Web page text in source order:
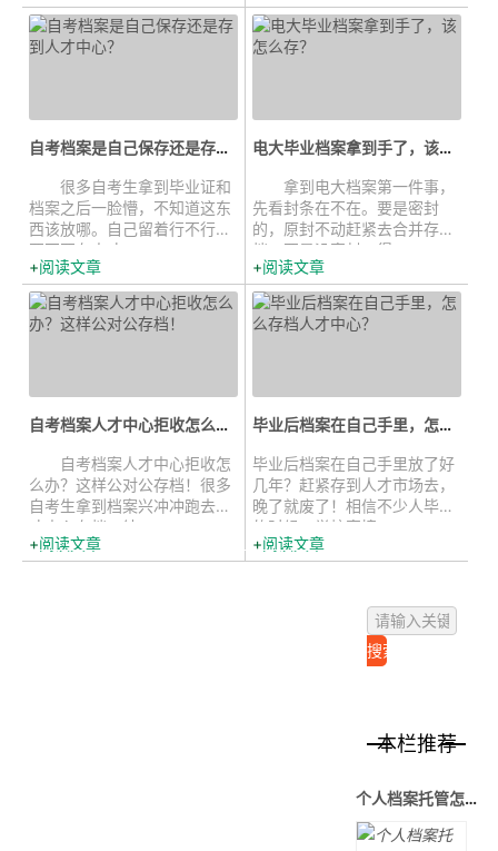
自考档案是自己保存还是存到人才...
很多自考生拿到毕业证和
档案之后一脸懵，不知道这东
西该放哪。自己留着行不行？
要不要存人才...
阅读文章
电大毕业档案拿到手了，该怎么存？...
拿到电大档案第一件事，
先看封条在不在。要是密封
的，原封不动赶紧去合并存
档。要是没密封，得...
阅读文章
自考档案人才中心拒收怎么办？这样...
自考档案人才中心拒收怎
么办？这样公对公存档！很多
自考生拿到档案兴冲冲跑去人
才中心存档，结...
阅读文章
毕业后档案在自己手里，怎么存档人...
毕业后档案在自己手里放了好
几年？赶紧存到人才市场去，
晚了就废了！相信不少人毕业
的时候，学校直接...
阅读文章
本栏推荐
个人档案托管怎么办理，存放在哪里